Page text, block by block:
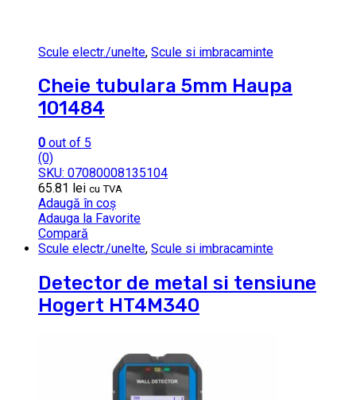
Scule electr./unelte, Scule si imbracaminte
Cheie tubulara 5mm Haupa
101484
0 out of 5
(0)
SKU: 07080008135104
65.81 lei cu TVA
Adaugă în coș
Adauga la Favorite
Compară
Scule electr./unelte, Scule si imbracaminte
Detector de metal si tensiune
Hogert HT4M340